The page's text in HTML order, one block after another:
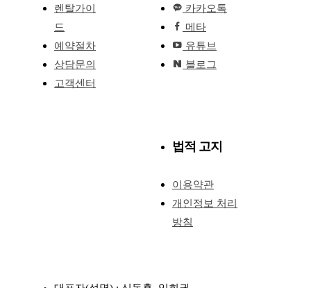
렌탈가이
드
예약절차
상담문의
고객센터
카카오톡
메타
유튜브
블로그
법적 고지
이용약관
개인정보 처리
방침